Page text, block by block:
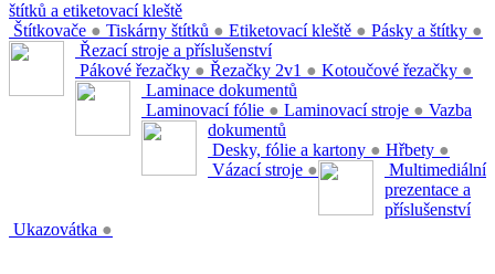
štítků a etiketovací kleště
Štítkovače ● Tiskárny štítků ● Etiketovací kleště ● Pásky a štítky ●
Řezací stroje a příslušenství
Pákové řezačky ● Řezačky 2v1 ● Kotoučové řezačky ●
Laminace dokumentů
Laminovací fólie ● Laminovací stroje ● Vazba
dokumentů
Desky, fólie a kartony ● Hřbety ●
Vázací stroje ●
Multimediální
prezentace a
příslušenství
Ukazovátka ●